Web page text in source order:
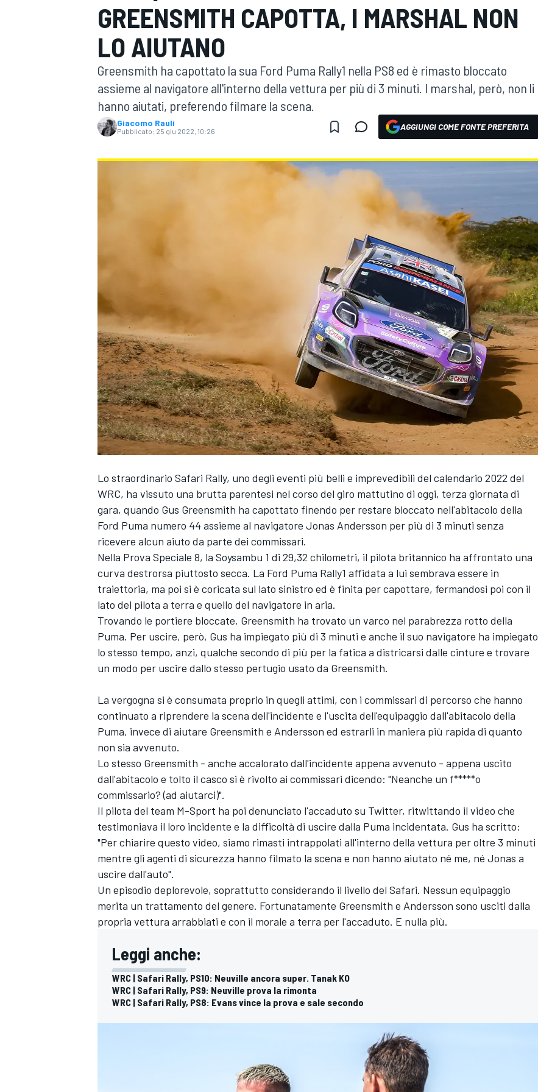
MOTOGP WEC
MONOPOSTO
GREENSMITH CAPOTTA, I MARSHAL NON
LO AIUTANO
Greensmith ha capottato la sua Ford Puma Rally1 nella PS8 ed è rimasto bloccato
assieme al navigatore all'interno della vettura per più di 3 minuti. I marshal, però, non li
hanno aiutati, preferendo filmare la scena.
Giacomo Rauli
Pubblicato: 25 giu 2022, 10:26 AGGIUNGI COME FONTE PREFERITA
Lo straordinario Safari Rally, uno degli eventi più belli e imprevedibili del calendario 2022 del
WRC, ha vissuto una brutta parentesi nel corso del giro mattutino di oggi, terza giornata di
gara, quando Gus Greensmith ha capottato finendo per restare bloccato nell'abitacolo della
Ford Puma numero 44 assieme al navigatore Jonas Andersson per più di 3 minuti senza
ricevere alcun aiuto da parte dei commissari.
Nella Prova Speciale 8, la Soysambu 1 di 29,32 chilometri, il pilota britannico ha affrontato una
curva destrorsa piuttosto secca. La Ford Puma Rally1 affidata a lui sembrava essere in
traiettoria, ma poi si è coricata sul lato sinistro ed è finita per capottare, fermandosi poi con il
lato del pilota a terra e quello del navigatore in aria.
Trovando le portiere bloccate, Greensmith ha trovato un varco nel parabrezza rotto della
Puma. Per uscire, però, Gus ha impiegato più di 3 minuti e anche il suo navigatore ha impiegato
lo stesso tempo, anzi, qualche secondo di più per la fatica a districarsi dalle cinture e trovare
un modo per uscire dallo stesso pertugio usato da Greensmith.
La vergogna si è consumata proprio in quegli attimi, con i commissari di percorso che hanno
continuato a riprendere la scena dell'incidente e l'uscita dell'equipaggio dall'abitacolo della
Puma, invece di aiutare Greensmith e Andersson ed estrarli in maniera più rapida di quanto
non sia avvenuto.
Lo stesso Greensmith - anche accalorato dall'incidente appena avvenuto - appena uscito
dall'abitacolo e tolto il casco si è rivolto ai commissari dicendo: "Neanche un f*****o
commissario? (ad aiutarci)".
Il pilota del team M-Sport ha poi denunciato l'accaduto su Twitter, ritwittando il video che
testimoniava il loro incidente e la difficoltà di uscire dalla Puma incidentata. Gus ha scritto:
"Per chiarire questo video, siamo rimasti intrappolati all'interno della vettura per oltre 3 minuti
mentre gli agenti di sicurezza hanno filmato la scena e non hanno aiutato né me, né Jonas a
uscire dall'auto".
Un episodio deplorevole, soprattutto considerando il livello del Safari. Nessun equipaggio
merita un trattamento del genere. Fortunatamente Greensmith e Andersson sono usciti dalla
propria vettura arrabbiati e con il morale a terra per l'accaduto. E nulla più.
Leggi anche:
WRC | Safari Rally, PS10: Neuville ancora super. Tanak KO
WRC | Safari Rally, PS9: Neuville prova la rimonta
WRC | Safari Rally, PS8: Evans vince la prova e sale secondo